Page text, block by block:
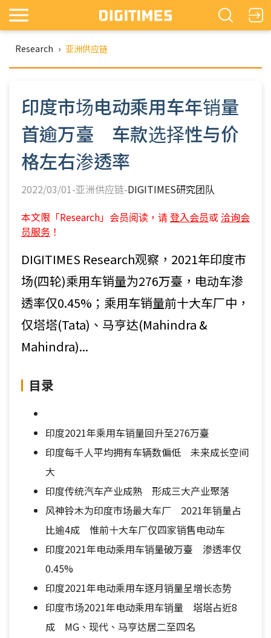
Research › 亚洲供应链
印度市场电动乘用车年销量
首逾万臺 车款选择性与价
格左右渗透率
2022/03/01-亚洲供应链-DIGITIMES研究团队
本文限「Research」会员阅读，请登入会员或 洽询会
员服务 ！
DIGITIMES Research观察，2021年印度市
场(四轮)乘用车销量为276万臺，电动车渗
透率仅0.45%；乘用车销量前十大车厂中，
仅塔塔(Tata)、马亨达(Mahindra &
Mahindra)...
目录
印度2021年乘用车销量回升至276万臺
印度每千人平均拥有车辆数偏低 未来成长空间
大
印度传统汽车产业成熟 形成三大产业聚落
风神铃木为印度市场最大车厂 2021年销量占
比逾4成 惟前十大车厂仅四家销售电动车
印度2021年电动乘用车销量破万臺 渗透率仅
0.45%
印度2021年电动乘用车逐月销量呈增长态势
印度市场2021年电动乘用车销量 塔塔占近8
成 MG、现代、马亨达居二至四名